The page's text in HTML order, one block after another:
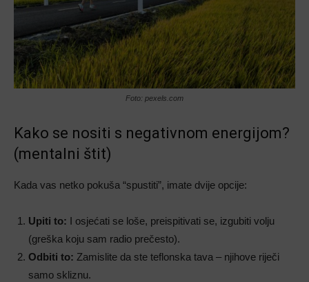
Foto: pexels.com
Kako se nositi s negativnom energijom?
(mentalni štit)
Kada vas netko pokuša “spustiti”, imate dvije opcije:
Upiti to: I osjećati se loše, preispitivati se, izgubiti volju
(greška koju sam radio prečesto).
Odbiti to: Zamislite da ste teflonska tava – njihove riječi
samo skliznu.